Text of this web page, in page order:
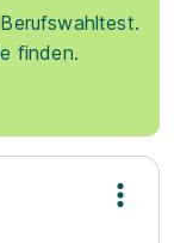
finden.